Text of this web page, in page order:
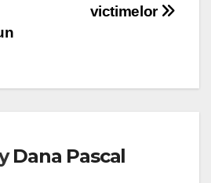
victimelor
Dana Pascal